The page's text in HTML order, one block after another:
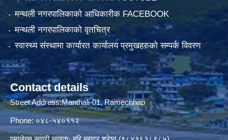
मन्थली नगरपालिकाको आधिकारीक FACEBOOK
मन्थली नगरपालिकाको वृतचित्र
स्वास्थ्य संस्थामा कार्यारत कार्यालय प्रमुखहरुको सम्पर्क विवरण
Contact details
Street Address:Manthali-01, Ramechhap
Phone: ०४८-५४०११२